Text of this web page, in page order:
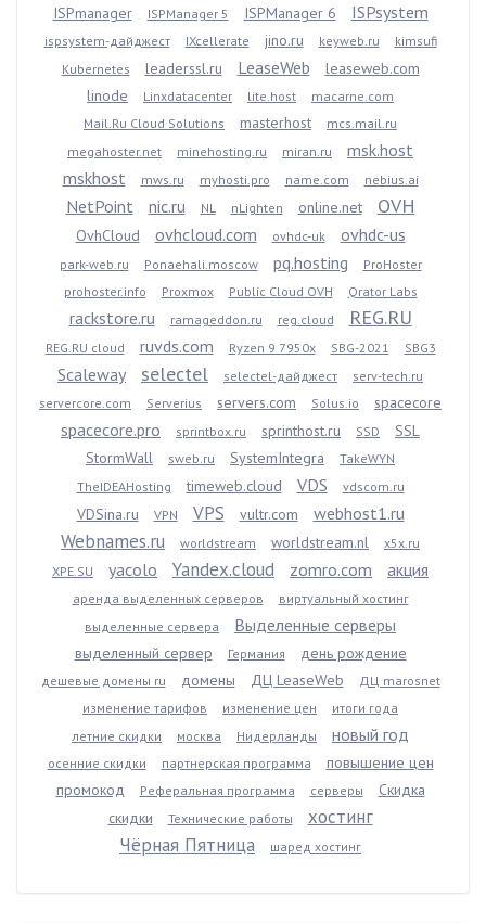
ISPmanager ISPManager 5 ISPManager 6 ISPsystem
ispsystem-дайджест IXcellerate jino.ru keyweb.ru
kimsufi
Kubernetes
leaderssl.ru LeaseWeb
leaseweb.com
linode
Linxdatacenter lite.host
macarne.com
Mail.Ru Cloud Solutions
masterhost
mcs.mail.ru
megahoster.net
minehosting.ru miran.ru
msk.host
mskhost
mws.ru myhosti.pro name.com nebius.ai
NetPoint nic.ru NL nLighten online.net OVH
OvhCloud ovhcloud.com ovhdc-uk ovhdc-us
park-web.ru Ponaehali.moscow pq.hosting
ProHoster
prohoster.info
Proxmox Public Cloud OVH Qrator Labs
rackstore.ru ramageddon.ru reg.cloud REG.RU
REG.RU cloud ruvds.com Ryzen 9 7950x SBG-2021 SBG3
Scaleway selectel selectel-дайджест
serv-tech.ru
servercore.com
Serverius servers.com Solus.io spacecore
spacecore.pro sprintbox.ru sprinthost.ru SSD
SSL
StormWall
sweb.ru SystemIntegra
TakeWYN
TheIDEAHosting
timeweb.cloud VDS vdscom.ru
VDSina.ru VPN VPS vultr.com webhost1.ru
Webnames.ru worldstream worldstream.nl
x5x.ru
XPE.SU
yacolo Yandex.cloud zomro.com акция
аренда выделенных серверов
виртуальный хостинг
выделенные сервера
Выделенные серверы
выделенный сервер Германия день рождение
дешевые домены ru домены ДЦ LeaseWeb
ДЦ marosnet
изменение тарифов
изменение цен
итоги года
летние скидки
москва Нидерланды новый год
осенние скидки партнерская программа
повышение цен
промокод
Реферальная программа серверы
Скидка
скидки
Технические работы
хостинг
Чёрная Пятница
шаред хостинг